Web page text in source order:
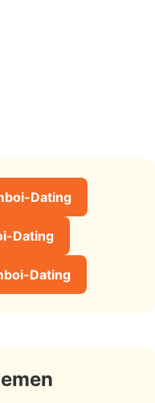
Dating
Dating
Dating